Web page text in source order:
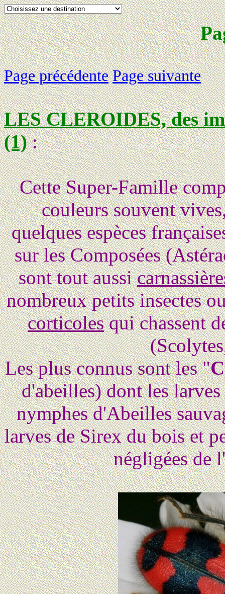
Page précédente Page suivante
LES CLEROIDES, des
(1):
Cette Super-Famille
couleurs souvent
quelques espèces
sur les Composées
sont tout aussi
nombreux petits insectes
corticolesqui chassent
Les plus connus sont les "
d'abeilles) dont les
nymphes d'Abeilles
larves de Sirex du bois et
négligées de